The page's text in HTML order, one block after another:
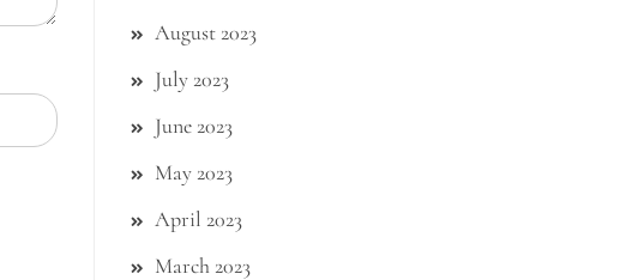
August 2023
July 2023
June 2023
May 2023
April 2023
March 2023